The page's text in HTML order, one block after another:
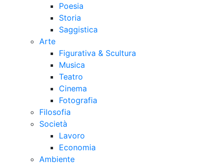
Poesia
Storia
Saggistica
Arte
Figurativa & Scultura
Musica
Teatro
Cinema
Fotografia
Filosofia
Società
Lavoro
Economia
Ambiente